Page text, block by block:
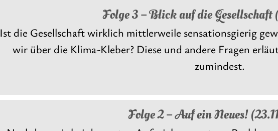
Folge 3 – Blick auf die Gesellschaft
Ist die Gesellschaft wirklich mittlerweile sensationsgierig
wir über die Klima-Kleber? Diese und andere Fragen
zumindest.
Folge 2 – Auf ein Neues!